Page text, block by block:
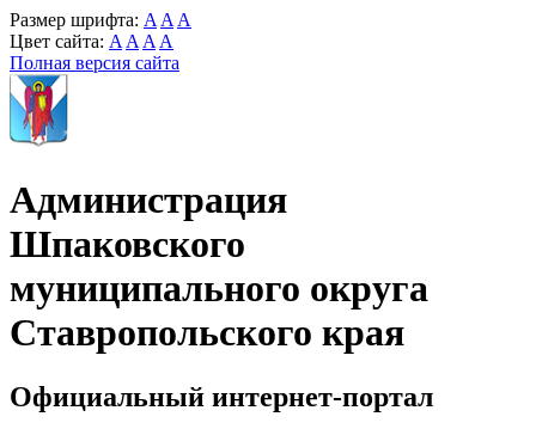
Размер шрифта: A A A
Цвет сайта: A A A A
Полная версия сайта
Администрация
Шпаковского
муниципального округа
Ставропольского края
Официальный интернет-портал